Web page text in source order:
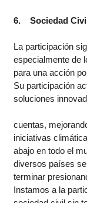
6. Sociedad
La participación
especialmente de
para una acción
Su participación
soluciones
cuentas,
iniciativas
abajo en todo el
diversos países
terminar
Instamos a la